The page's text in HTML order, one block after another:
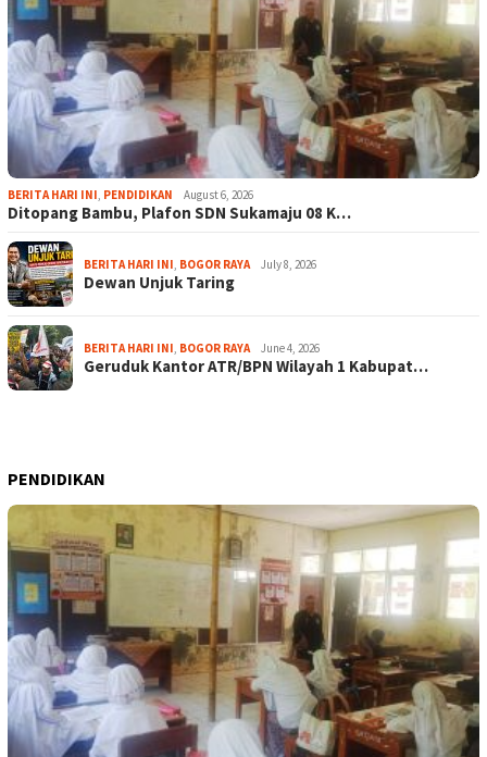
BERITA HARI INI, PENDIDIKAN August 6, 2026
Ditopang Bambu, Plafon SDN Sukamaju 08 K…
BERITA HARI INI, BOGOR RAYA July 8, 2026
Dewan Unjuk Taring
BERITA HARI INI, BOGOR RAYA June 4, 2026
Geruduk Kantor ATR/BPN Wilayah 1 Kabupat…
PENDIDIKAN